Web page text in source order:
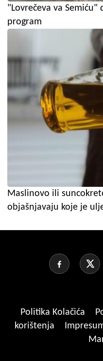
"Lovrečeva va
program
Maslinovo ili
objašnjavaju koje je
Politika Kolačića
korištenja